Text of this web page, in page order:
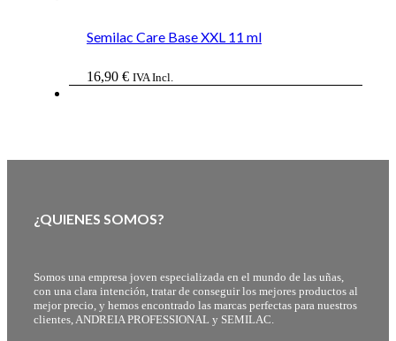
Semilac Care Base XXL 11 ml
16,90 € IVA Incl.
¿QUIENES SOMOS?
Somos una empresa joven especializada en el mundo de las uñas,
con una clara intención, tratar de conseguir los mejores productos al
mejor precio, y hemos encontrado las marcas perfectas para nuestros
clientes, ANDREIA PROFESSIONAL y SEMILAC.